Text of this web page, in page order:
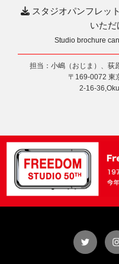
スタジオパンフレッ
いただ
Studio brochure
担当：小嶋（おじま）、荻
〒169-0072 東
2-16-
Twitter